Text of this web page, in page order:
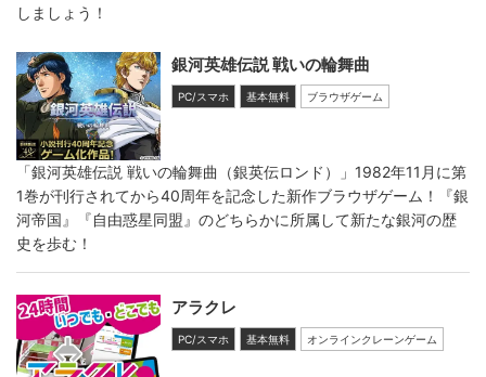
しましょう！
銀河英雄伝説 戦いの輪舞曲
PC/スマホ 基本無料 ブラウザゲーム
「銀河英雄伝説 戦いの輪舞曲（銀英伝ロンド）」1982年11月に第
1巻が刊行されてから40周年を記念した新作ブラウザゲーム！『銀
河帝国』『自由惑星同盟』のどちらかに所属して新たな銀河の歴
史を歩む！
アラクレ
PC/スマホ 基本無料 オンラインクレーンゲーム